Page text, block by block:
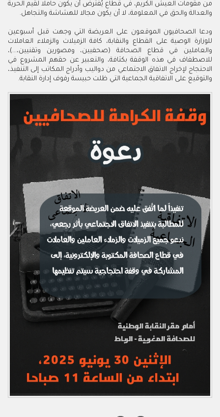
من مقومات العيش الكريم، في قطاع يُفترض أن يكون حاملا لقيم الحرية
والعدالة والحق في المعلومة، لا أن يكون مجالا للهشاشة والتجاهل.
ودعا الصحافيون الموقعون على العريضة التي وجهت قبل أسبوعين
للوزارة الوصية على القطاع والنقابة، كافة الزميلات والزملاء العاملات
والعاملين في قطاع الصحافة (صحفيين، ومصورين وتقنيين،...)،
للاصطفاف في هذه الوقفة بكثافة، والتعبير عن حقهم المشروع في
الاحتجاج لإخراج الاتفاق الاجتماعي من دواليب وأدراج المكاتب إلى التنفيذ،
والتوقيع على الاتفاقية الجماعية التي ظلت حبيسة رفوف إدارة النقابة.